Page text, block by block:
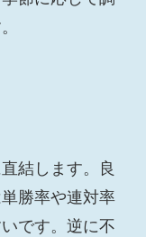
結します。良
勝率や連対率
です。逆に不